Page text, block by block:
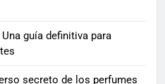
guía definitiva para
secreto de los perfumes